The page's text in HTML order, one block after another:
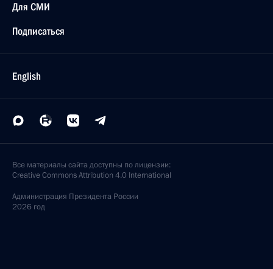
Для СМИ
Подписаться
English
Все материалы сайта доступны по лицензии:
Creative Commons Attribution 4.0 International
Администрация Президента России
2026 год